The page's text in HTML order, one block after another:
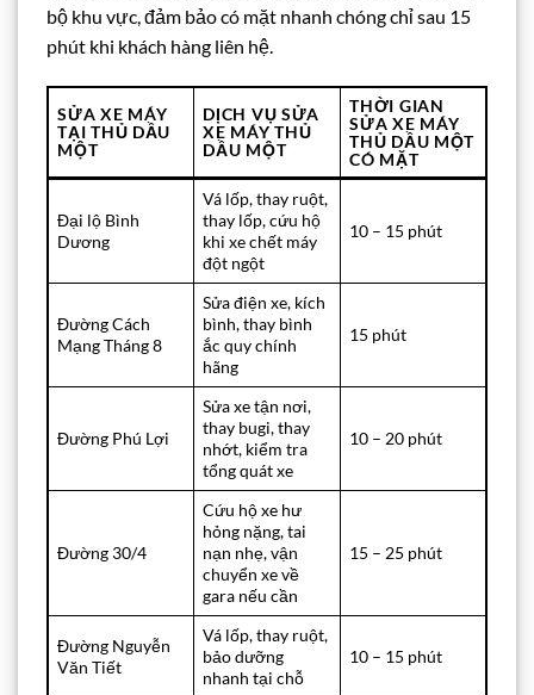
bộ khu vực, đảm bảo có mặt nhanh chóng chỉ sau 15
phút khi khách hàng liên hệ.
SỬA XE MÁY
TẠI THỦ DẦU
MỘT
DỊCH VỤ SỬA
XE MÁY THỦ
DẦU MỘT
THỜI GIAN
SỬA XE MÁY
THỦ DẦU MỘT
CÓ MẶT
Đại lộ Bình
Dương
Vá lốp, thay ruột,
thay lốp, cứu hộ
khi xe chết máy
đột ngột
10 – 15 phút
Đường Cách
Mạng Tháng 8
Sửa điện xe, kích
bình, thay bình
ắc quy chính
hãng
15 phút
Đường Phú Lợi
Sửa xe tận nơi,
thay bugi, thay
nhớt, kiểm tra
tổng quát xe
10 – 20 phút
Đường 30/4
Cứu hộ xe hư
hỏng nặng, tai
nạn nhẹ, vận
chuyển xe về
gara nếu cần
15 – 25 phút
Đường Nguyễn
Văn Tiết
Vá lốp, thay ruột,
bảo dưỡng
nhanh tại chỗ
10 – 15 phút